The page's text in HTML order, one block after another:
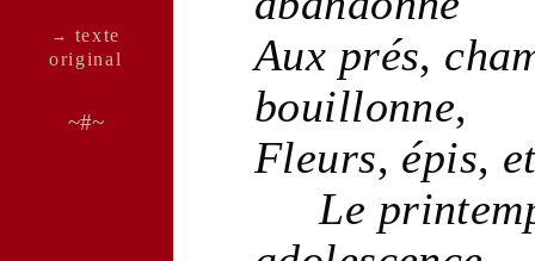
→ texte
ori­ginal
~#~
Aux prés,
bouillonne,
Fleurs, épis,
Le